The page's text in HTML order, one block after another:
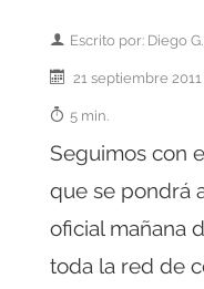
Escrito por: Diego
21 septiembre 2011
5 min.
Seguimos con
que se pondrá
oficial mañana
toda la red de